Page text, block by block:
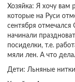
Хозяйка: Я хочу вам
которые на Руси
сентября отмечался
начинали
посиделки, т.е.
мяли лен. А что
Дети: Льняные